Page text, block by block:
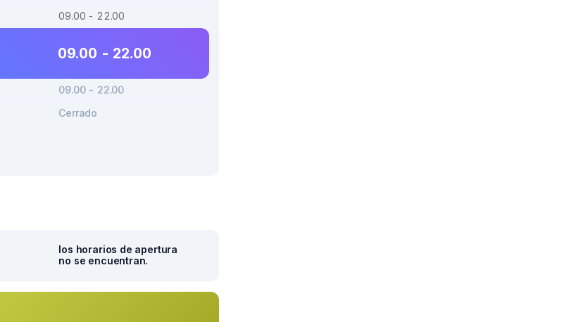
09.00 - 22.00
09.00 - 22.00
09.00 - 22.00
Cerrado
los horarios de apertura
no se encuentran.